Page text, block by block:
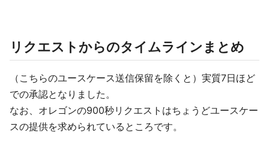
リクエストからのタイムラインまとめ
（こちらのユースケース送信保留を除くと）実質7日ほど
での承認となりました。
なお、オレゴンの900秒リクエストはちょうどユースケー
スの提供を求められているところです。